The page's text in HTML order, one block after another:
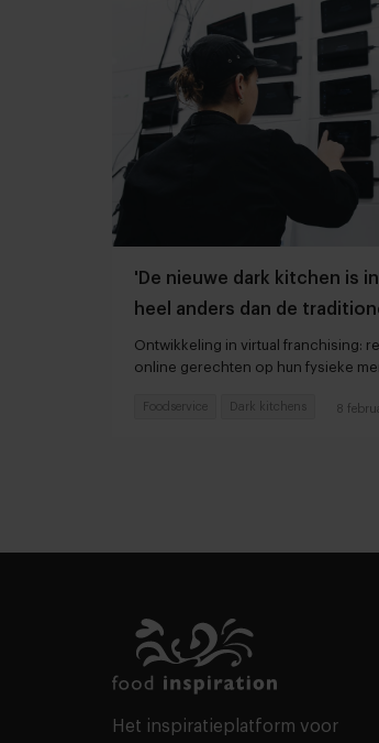
'De nieuwe dark kitchen is
heel anders dan de
shoarmatent'
Ontwikkeling in virtual franchising:
online gerechten op hun fysieke
8
Foodservice Dark kitchens
Het inspiratieplatform voor